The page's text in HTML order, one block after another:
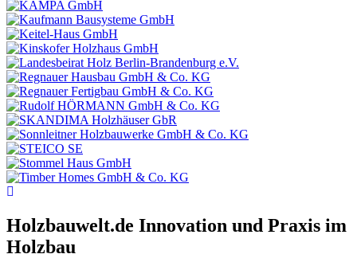
Holzbauwelt.de Innovation und Praxis im
Holzbau